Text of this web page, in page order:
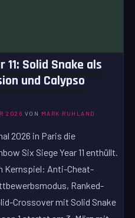
11: Solid Snake als
und Calypso
2026 VON MARK RUHLAND
2026 in Paris die
Six Siege Year 11 enthüllt.
Kernspiel: Anti-Cheat-
Ranked-
Crossover mit Solid Snake